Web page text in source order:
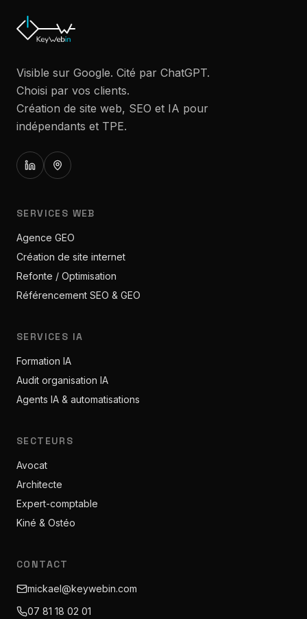
Visible sur Google. Cité par ChatGPT.
Choisi par vos clients.
Création de site web, SEO et IA pour
indépendants et TPE.
SERVICES WEB
Agence GEO
Création de site internet
Refonte / Optimisation
Référencement SEO & GEO
SERVICES IA
Formation IA
Audit organisation IA
Agents IA & automatisations
SECTEURS
Avocat
Architecte
Expert-comptable
Kiné & Ostéo
CONTACT
mickael@keywebin.com
07 81 18 02 01